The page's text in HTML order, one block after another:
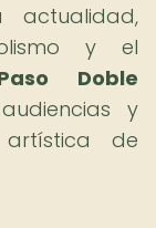
y el
Doble
y
artística de